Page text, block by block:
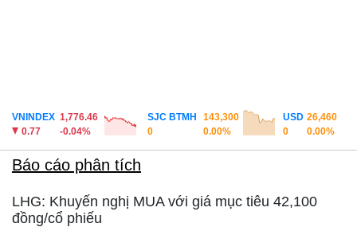
VNINDEX 1,776.46
0.77
-0.04%
SJC BTMH
143,300
0
0.00%
USD 26,460
0
0.00%
Báo cáo phân tích
LHG: Khuyến nghị MUA với giá mục tiêu 42,100
đồng/cổ phiếu